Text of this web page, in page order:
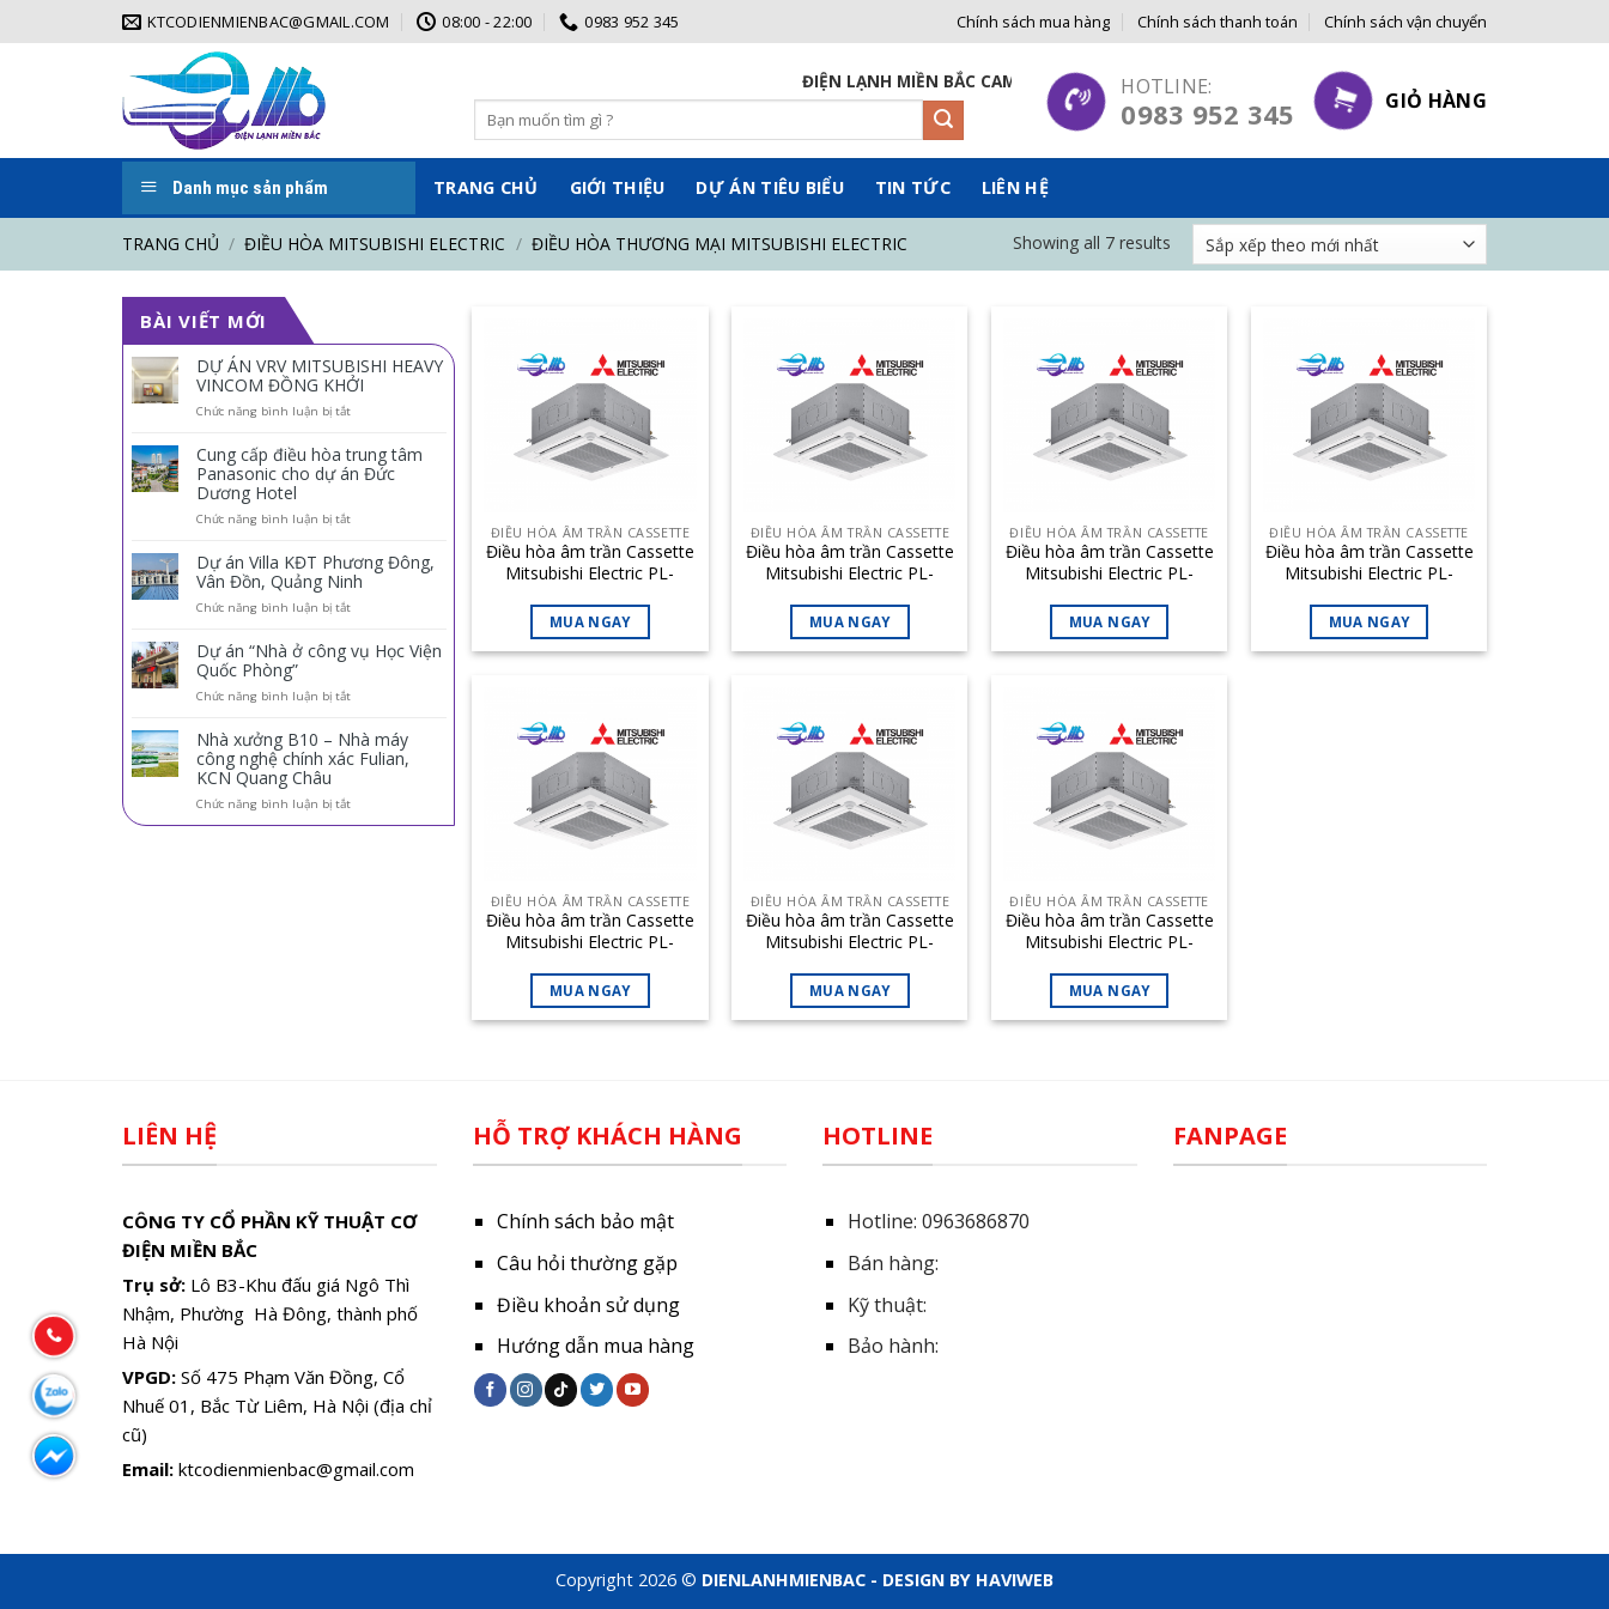
to
KTCODIENMIENBAC@GMAIL.COM 08:00 - 22:00 0983 952 345 Chính sách mua hàng Chính sách thanh toán Chính sách vận chuyển
ĐIỆN LẠNH MIỀN BẮC CAM KẾT BÁN GIÁ GỐC ĐẾN TAY NGƯỜI TIÊU DÙNG
Tìm
kiếm:
HOTLINE:
0983 952 345 GIỎ HÀNG
Danh mục sản phẩm TRANG CHỦ GIỚI THIỆU DỰ ÁN TIÊU BIỂU TIN TỨC LIÊN HỆ
TRANG CHỦ / ĐIỀU HÒA MITSUBISHI ELECTRIC / ĐIỀU HÒA THƯƠNG MẠI MITSUBISHI ELECTRIC Showing all 7 results
BÀI VIẾT MỚI
DỰ ÁN VRV MITSUBISHI HEAVY
VINCOM ĐỒNG KHỞI
Chức năng bình luận bị tắtở
VRV
MITSUBISHI
VINCOM
Cung cấp điều hòa trung tâm
Panasonic cho dự án Đức
Dương Hotel
Chức năng bình luận bị tắtở
điều
hòa
trung
Panasonic
cho
án
Dương
Hotel
Dự án Villa KĐT Phương Đông,
Vân Đồn, Quảng Ninh
Chức năng bình luận bị tắtở
Villa
Phương
Vân
Đồn,
Quảng
Dự án “Nhà ở công vụ Học Viện
Quốc Phòng”
Chức năng bình luận bị tắtở
án
“Nhà
ở
vụ
Nhà xưởng B10 – Nhà máy
công nghệ chính xác Fulian,
KCN Quang Châu
Chức năng bình luận bị tắtở
ĐIỀU HÒA ÂM TRẦN CASSETTE
Điều hòa âm trần Cassette
Mitsubishi Electric PL-
MUA NGAY
ĐIỀU HÒA ÂM TRẦN CASSETTE
Điều hòa âm trần Cassette
Mitsubishi Electric PL-
MUA NGAY
ĐIỀU HÒA ÂM TRẦN CASSETTE
Điều hòa âm trần Cassette
Mitsubishi Electric PL-
MUA NGAY
ĐIỀU HÒA ÂM TRẦN CASSETTE
Điều hòa âm trần Cassette
Mitsubishi Electric PL-
MUA NGAY
ĐIỀU HÒA ÂM TRẦN CASSETTE
Điều hòa âm trần Cassette
Mitsubishi Electric PL-
MUA NGAY
ĐIỀU HÒA ÂM TRẦN CASSETTE
Điều hòa âm trần Cassette
Mitsubishi Electric PL-
MUA NGAY
ĐIỀU HÒA ÂM TRẦN CASSETTE
Điều hòa âm trần Cassette
Mitsubishi Electric PL-
MUA NGAY
LIÊN HỆ
CÔNG TY CỔ PHẦN KỸ THUẬT CƠ
ĐIỆN MIỀN BẮC
Trụ sở: Lô B3-Khu đấu giá Ngô Thì
Nhậm, Phường Hà Đông, thành phố
Hà Nội
VPGD: Số 475 Phạm Văn Đồng, Cổ
Nhuế 01, Bắc Từ Liêm, Hà Nội (địa chỉ
cũ)
Email: ktcodienmienbac@gmail.com
HỖ TRỢ KHÁCH HÀNG
Chính sách bảo mật
Câu hỏi thường gặp
Điều khoản sử dụng
Hướng dẫn mua hàng
HOTLINE
Hotline: 0963686870
Bán hàng:
Kỹ thuật:
Bảo hành:
FANPAGE
Copyright 2026 © DIENLANHMIENBAC - DESIGN BY HAVIWEB